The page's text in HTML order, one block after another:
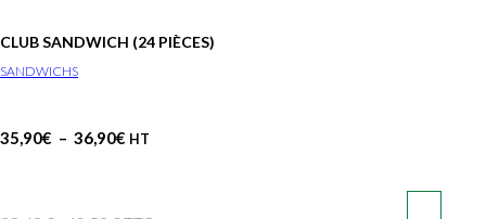
CLUB SANDWICH (24 PIÈCES)
SANDWICHS
35,90€ – 36,90€ Plage
HT